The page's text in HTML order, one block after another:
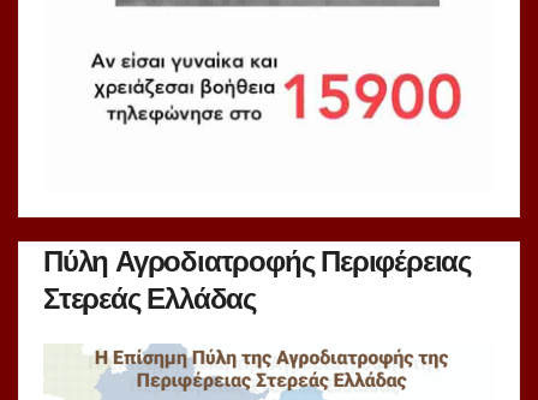
Πύλη Αγροδιατροφής Περιφέρειας
Στερεάς Ελλάδας